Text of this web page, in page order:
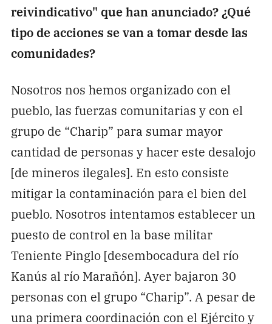
reivindicativo" que han anunciado? ¿Qué
tipo de acciones se van a tomar desde las
comunidades?
Nosotros nos hemos organizado con el
pueblo, las fuerzas comunitarias y con el
grupo de “Charip” para sumar mayor
cantidad de personas y hacer este desalojo
[de mineros ilegales]. En esto consiste
mitigar la contaminación para el bien del
pueblo. Nosotros intentamos establecer un
puesto de control en la base militar
Teniente Pinglo [desembocadura del río
Kanús al río Marañón]. Ayer bajaron 30
personas con el grupo “Charip”. A pesar de
una primera coordinación con el Ejército y